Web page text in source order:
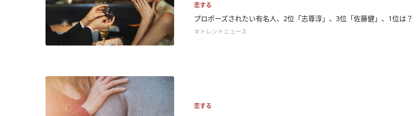
恋する
プロポーズされたい有名人、2位「志尊淳」、3位「佐藤健」、1位は？
＃トレンドニュース
恋する